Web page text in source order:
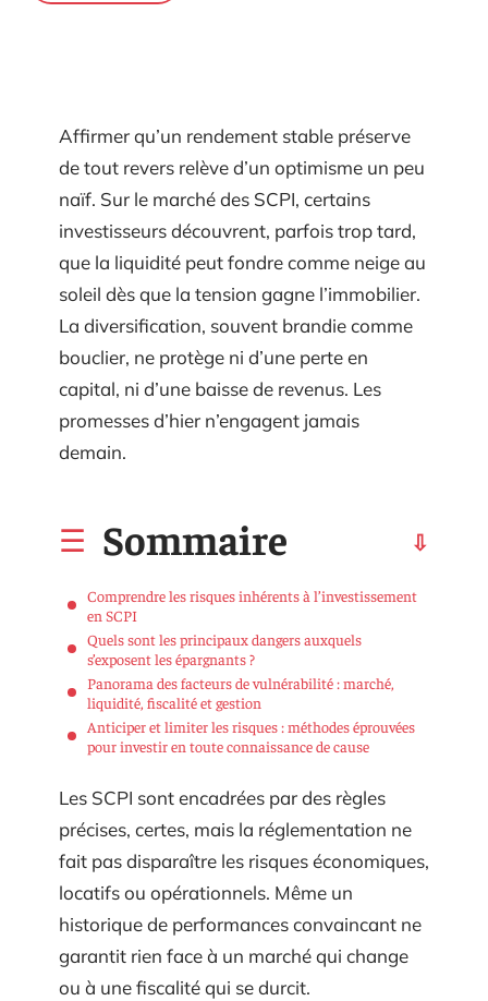
Affirmer qu’un rendement stable préserve
de tout revers relève d’un optimisme un peu
naïf. Sur le marché des SCPI, certains
investisseurs découvrent, parfois trop tard,
que la liquidité peut fondre comme neige au
soleil dès que la tension gagne l’immobilier.
La diversification, souvent brandie comme
bouclier, ne protège ni d’une perte en
capital, ni d’une baisse de revenus. Les
promesses d’hier n’engagent jamais
demain.
Sommaire
Comprendre les risques inhérents à l’investissement
en SCPI
Quels sont les principaux dangers auxquels
s’exposent les épargnants ?
Panorama des facteurs de vulnérabilité : marché,
liquidité, fiscalité et gestion
Anticiper et limiter les risques : méthodes éprouvées
pour investir en toute connaissance de cause
Les SCPI sont encadrées par des règles
précises, certes, mais la réglementation ne
fait pas disparaître les risques économiques,
locatifs ou opérationnels. Même un
historique de performances convaincant ne
garantit rien face à un marché qui change
ou à une fiscalité qui se durcit.